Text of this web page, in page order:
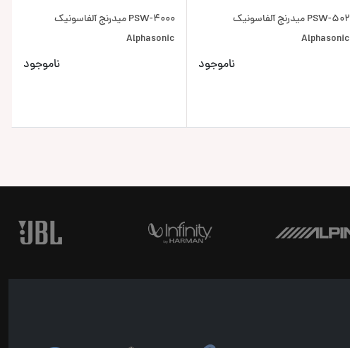
PSW-502 میدرنج آلفاسونیک
Alphasonic
ناموجود
PSW-4000 میدرنج آلفاسونیک
Alphasonic
ناموجود